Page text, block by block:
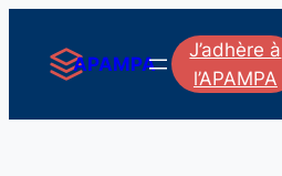
contenu
APAMPA
J’adhère à
l’APAMPA